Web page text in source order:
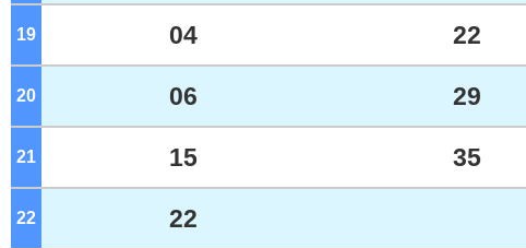
19 04 22
20 06 29
21 15 35
22 22